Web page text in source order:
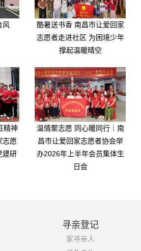
风
酷暑送书香 南昌市让爱回家
志愿者走进社区 为困境少年
撑起温暖晴空
精神
志愿
建研
温情聚志愿 同心暖同行｜南
昌市让爱回家志愿者协会举
办2026年上半年会员集体生
日会
寻亲登记
家寻亲人